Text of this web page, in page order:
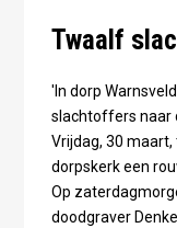
Twaalf
'In dorp
slachtoffers naar
Vrijdag, 30
dorpskerk een
Op
doodgraver